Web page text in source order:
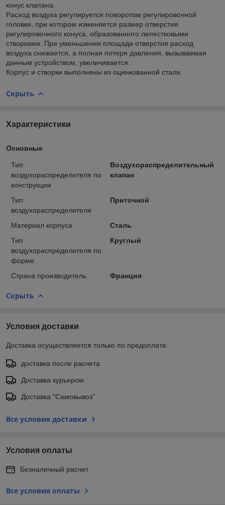
конус клапана.
Расход воздуха регулируется поворотом регулировочной
головки, при котором изменяется размер отверстия
регулировочного конуса, образованного лепестковыми
створками. При уменьшении площади отверстия расход
воздуха снижается, а полная потеря давления, вызываемая
данным устройством, увеличивается.
Корпус и створки выполнены из оцинкованной стали.
Скрыть
Характеристики
Основные
Тип
воздухораспределителя по
конструкции
Воздухораспределительный
клапан
Тип
воздухораспределителя
Приточной
Материал корпуса
Сталь
Тип
воздухораспределителя по
форме
Круглый
Страна производитель Франция
Скрыть
Условия доставки
Доставка осуществляется только по предоплате.
доставка после расчета
Доставка курьером
Доставка "Самовывоз"
Все условия доставки
Условия оплаты
Безналичный расчет
Все условия оплаты